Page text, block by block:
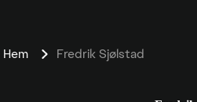
Hem Fredrik Sjølstad